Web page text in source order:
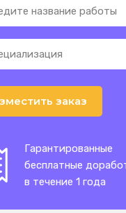
заказ
Гарантированные
бесплатные
в течение 1 года